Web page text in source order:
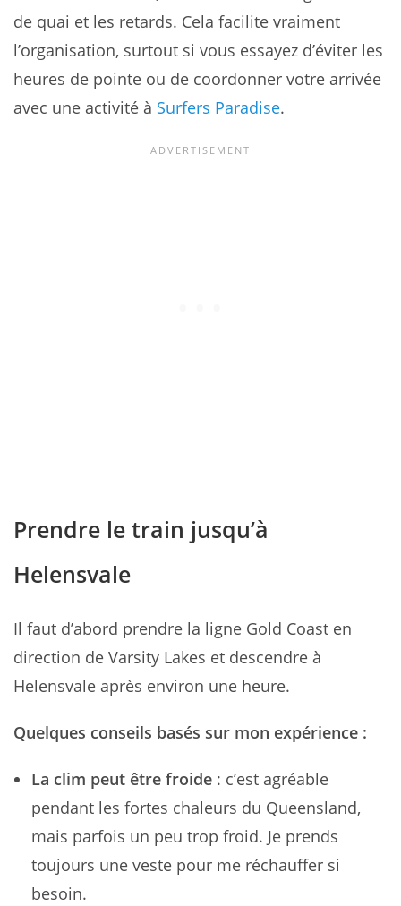
de quai et les retards. Cela facilite vraiment
l’organisation, surtout si vous essayez d’éviter les
heures de pointe ou de coordonner votre arrivée
avec une activité à Surfers Paradise.
Prendre le train jusqu’à
Helensvale
Il faut d’abord prendre la ligne Gold Coast en
direction de Varsity Lakes et descendre à
Helensvale après environ une heure.
Quelques conseils basés sur mon expérience :
La clim peut être froide : c’est agréable
pendant les fortes chaleurs du Queensland,
mais parfois un peu trop froid. Je prends
toujours une veste pour me réchauffer si
besoin.